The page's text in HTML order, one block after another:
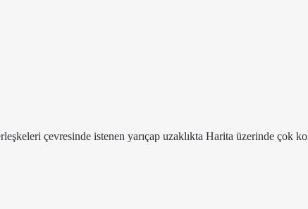
çevresinde istenen yarıçap uzaklıkta Harita üzerinde çok